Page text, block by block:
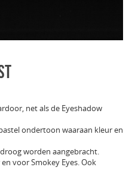
net als de Eyeshadow
ondertoon waaraan kleur en
worden aangebracht.
voor Smokey Eyes. Ook